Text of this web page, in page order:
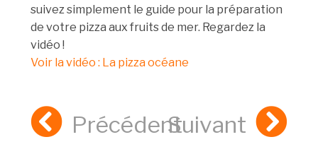
suivez simplement le guide pour la préparation
de votre pizza aux fruits de mer. Regardez la
vidéo !
Voir la vidéo : La pizza océane
PrécédentSuivant